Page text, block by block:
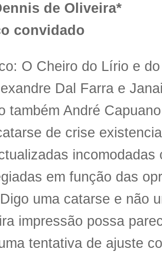
de Oliveira*
convidado
O Cheiro do Lírio e
Dal Farra e
também André
de crise
incomodadas
em função das
uma catarse e não
impressão possa
tentativa de ajuste